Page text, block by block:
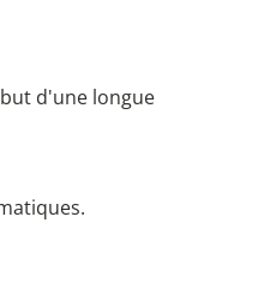
d'une longue